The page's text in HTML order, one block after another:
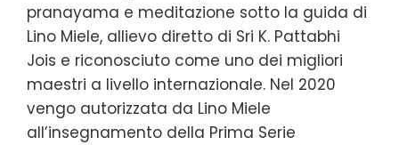
pranayama e meditazione sotto la guida di
Lino Miele, allievo diretto di Sri K. Pattabhi
Jois e riconosciuto come uno dei migliori
maestri a livello internazionale. Nel 2020
vengo autorizzata da Lino Miele
all’insegnamento della Prima Serie